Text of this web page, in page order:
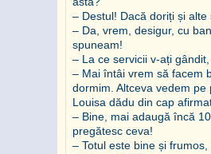
– Destul! Dacă doriți și
– Da, vrem, desigur, cu
spuneam!
– La ce servicii v-ați
– Mai întâi vrem să facem
dormim. Altceva vedem pe
Louisa dădu din cap
– Bine, mai adaugă încă
pregătesc ceva!
– Totul este bine și